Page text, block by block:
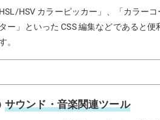
HSL/HSV カラーピッカー」、「カラー
ー」といった CSS 編集などであると
。
サウンド・音楽関連ツール